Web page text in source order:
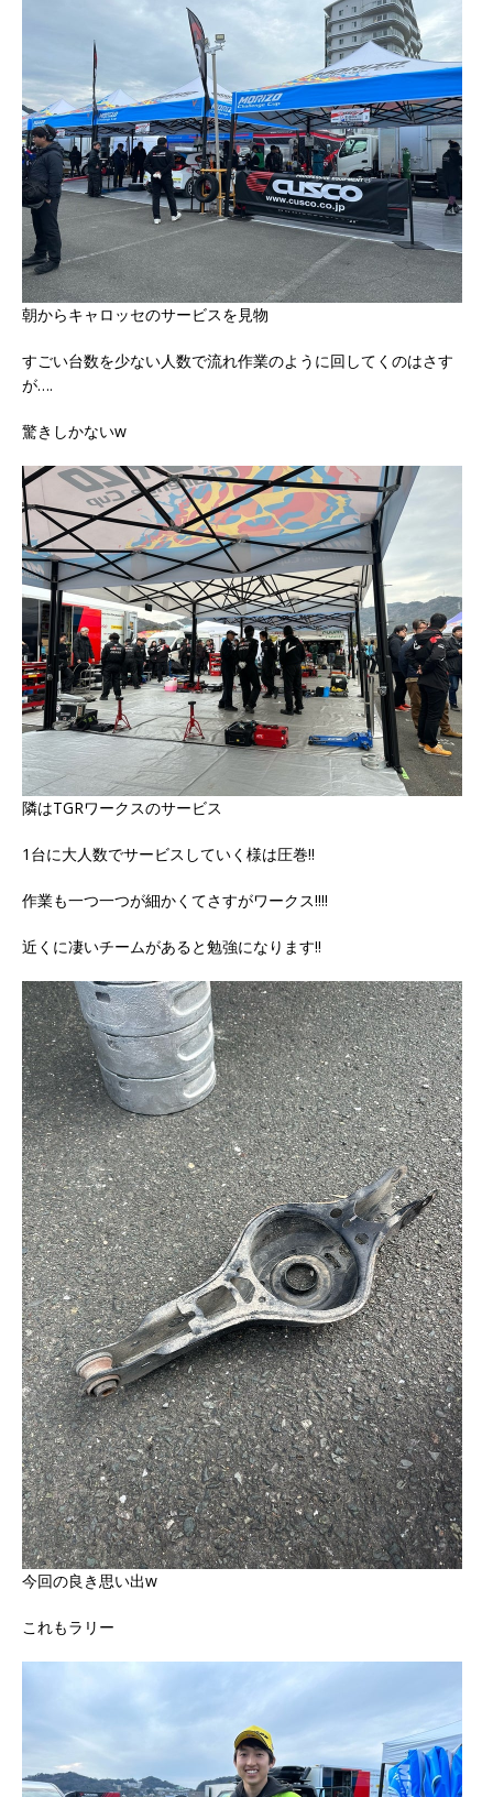
朝からキャロッセのサービスを見物
すごい台数を少ない人数で流れ作業のように回してくのはさす
が….
驚きしかないw
隣はTGRワークスのサービス
1台に大人数でサービスしていく様は圧巻‼️
作業も一つ一つが細かくてさすがワークス‼️‼️
近くに凄いチームがあると勉強になります‼️
今回の良き思い出w
これもラリー